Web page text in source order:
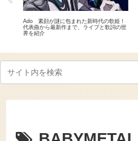
Ado 素顔が謎に包まれた新時代の歌姫！
代表曲から最新作まで、ライブと歌詞の世
界を紹介